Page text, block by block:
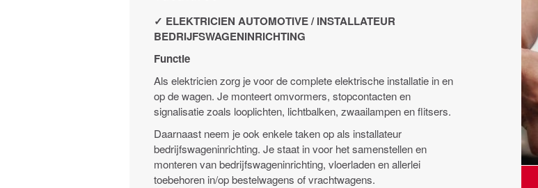
✓ ELEKTRICIEN AUTOMOTIVE / INSTALLATEUR
BEDRIJFSWAGENINRICHTING
Functie
Als elektricien zorg je voor de complete elektrische installatie in en
op de wagen. Je monteert omvormers, stopcontacten en
signalisatie zoals looplichten, lichtbalken, zwaailampen en flitsers.
Daarnaast neem je ook enkele taken op als installateur
bedrijfswageninrichting. Je staat in voor het samenstellen en
monteren van bedrijfswageninrichting, vloerladen en allerlei
toebehoren in/op bestelwagens of vrachtwagens.